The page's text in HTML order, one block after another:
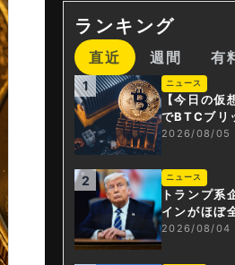
ランキング
直近 週間 有
1 ニュース
【今日の仮
でBTCブリ
融庁が「暗
2026/08/05
2 ニュース
トランプ系
インがほぼ
は3.43BTC
2026/08/04